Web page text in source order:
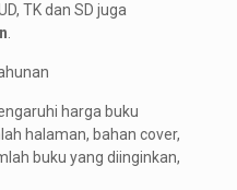
TK dan SD juga
harga buku
halaman, bahan cover,
buku yang diinginkan,